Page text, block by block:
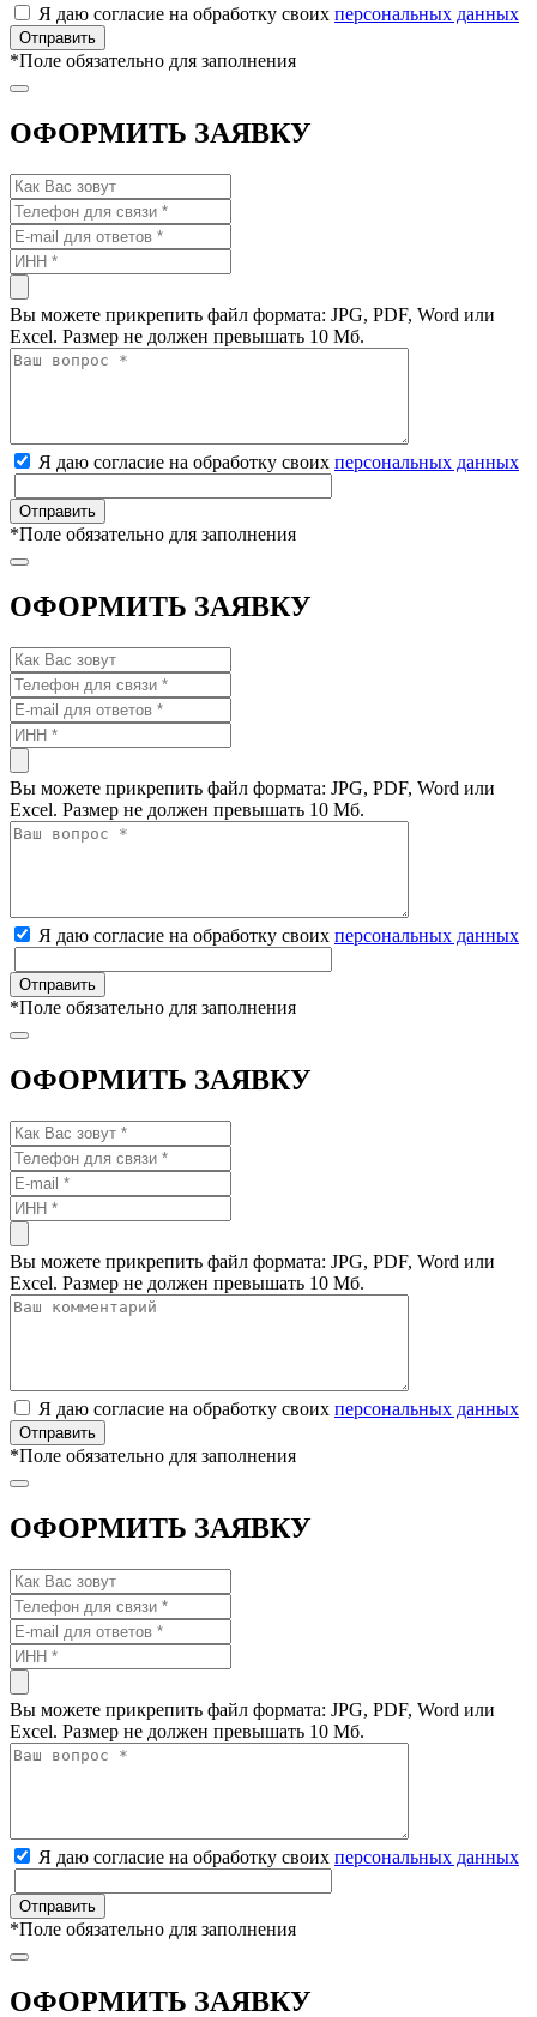
Я даю согласие на обработку своих персональных данных
*Поле обязательно для заполнения
ОФОРМИТЬ ЗАЯВКУ
Вы можете прикрепить файл формата: JPG, PDF, Word или
Excel. Размер не должен превышать 10 Мб.
Я даю согласие на обработку своих персональных данных
*Поле обязательно для заполнения
ОФОРМИТЬ ЗАЯВКУ
Вы можете прикрепить файл формата: JPG, PDF, Word или
Excel. Размер не должен превышать 10 Мб.
Я даю согласие на обработку своих персональных данных
*Поле обязательно для заполнения
ОФОРМИТЬ ЗАЯВКУ
Вы можете прикрепить файл формата: JPG, PDF, Word или
Excel. Размер не должен превышать 10 Мб.
Я даю согласие на обработку своих персональных данных
*Поле обязательно для заполнения
ОФОРМИТЬ ЗАЯВКУ
Вы можете прикрепить файл формата: JPG, PDF, Word или
Excel. Размер не должен превышать 10 Мб.
Я даю согласие на обработку своих персональных данных
*Поле обязательно для заполнения
ОФОРМИТЬ ЗАЯВКУ